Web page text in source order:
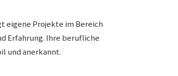
eigene Projekte im Bereich
Erfahrung. Ihre berufliche
und anerkannt.